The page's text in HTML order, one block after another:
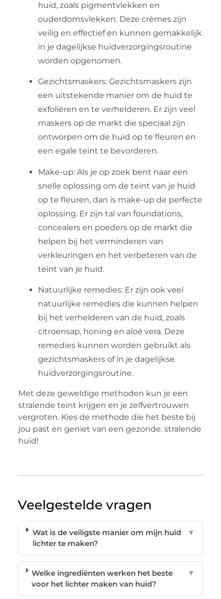
huid, zoals pigmentvlekken en
ouderdomsvlekken. Deze crèmes zijn
veilig en effectief en kunnen gemakkelijk
in je dagelijkse huidverzorgingsroutine
worden opgenomen.
Gezichtsmaskers: Gezichtsmaskers zijn
een uitstekende manier om de huid te
exfoliëren en te verhelderen. Er zijn veel
maskers op de markt die speciaal zijn
ontworpen om de huid op te fleuren en
een egale teint te bevorderen.
Make-up: Als je op zoek bent naar een
snelle oplossing om de teint van je huid
op te fleuren, dan is make-up de perfecte
oplossing. Er zijn tal van foundations,
concealers en poeders op de markt die
helpen bij het verminderen van
verkleuringen en het verbeteren van de
teint van je huid.
Natuurlijke remedies: Er zijn ook veel
natuurlijke remedies die kunnen helpen
bij het verhelderen van de huid, zoals
citroensap, honing en aloë vera. Deze
remedies kunnen worden gebruikt als
gezichtsmaskers of in je dagelijkse
huidverzorgingsroutine.
Met deze geweldige methoden kun je een
stralende teint krijgen en je zelfvertrouwen
vergroten. Kies de methode die het beste bij
jou past en geniet van een gezonde. stralende
huid!
Veelgestelde vragen
Wat is de veiligste manier om mijn huid
lichter te maken?
▼
Welke ingrediënten werken het beste
voor het lichter maken van huid?
▼